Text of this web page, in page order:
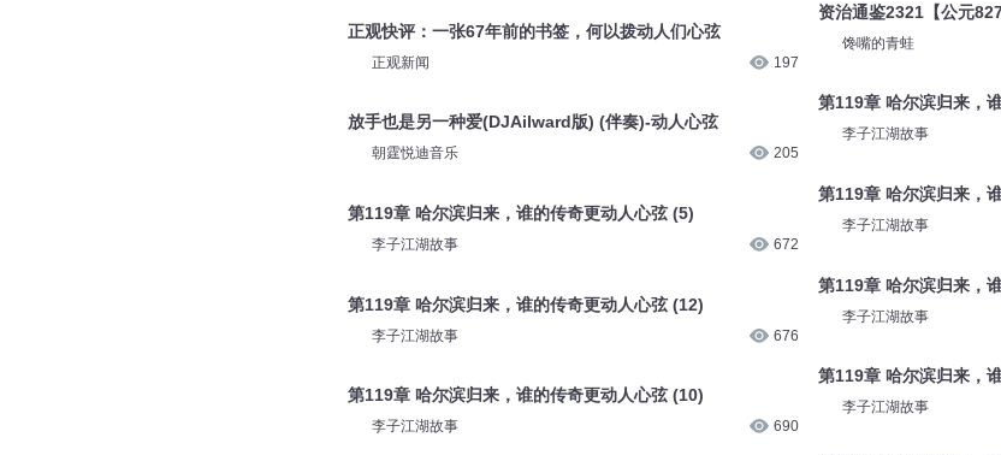
正观快评：一张67年前的书签，何以拨动人们心弦
正观新闻 197
放手也是另一种爱(DJAilward版) (伴奏)-动人心弦
朝霆悦迪音乐 205
第119章 哈尔滨归来，谁的传奇更动人心弦 (5)
李子江湖故事 672
第119章 哈尔滨归来，谁的传奇更动人心弦 (12)
李子江湖故事 676
第119章 哈尔滨归来，谁的传奇更动人心弦 (10)
李子江湖故事 690
资治通鉴2321【公元
馋嘴的青蛙
第119章 哈尔滨归来，
李子江湖故事
第119章 哈尔滨归来，
李子江湖故事
第119章 哈尔滨归来，
李子江湖故事
第119章 哈尔滨归来，
李子江湖故事